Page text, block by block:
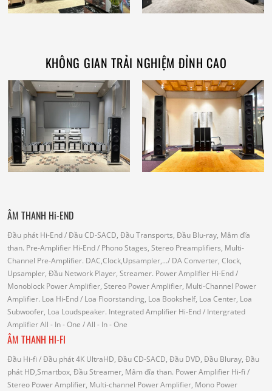
KHÔNG GIAN TRẢI NGHIỆM ĐỈNH CAO
ÂM THANH Hi-END
Đầu phát Hi-End/ Đầu CD-SACD, Đầu Transports, Đầu Blu-ray, Mâm đĩa
than. Pre-Amplifier Hi-End/ Phono Stages, Stereo Preamplifiers, Multi-
Channel Pre-Amplifier. DAC,Clock,Upsampler,.../ DA Converter, Clock,
Upsampler, Đầu Network Player, Streamer. Power Amplifier Hi-End/
Monoblock Power Amplifier, Stereo Power Amplifier, Multi-Channel Power
Amplifier. Loa Hi-End/ Loa Floorstanding, Loa Bookshelf, Loa Center, Loa
Subwoofer, Loa Loudspeaker. Integrated Amplifier Hi-End/ Intergrated
AmplifierAll - In - One / All - In - One
ÂM THANH HI-FI
Đầu Hi-fi / Đầu phát 4K UltraHD, Đầu CD-SACD, Đầu DVD, Đầu Bluray, Đầu
phát HD,Smartbox, Đầu Streamer, Mâm đĩa than. Power Amplifier Hi-fi /
Stereo Power Amplifier, Multi-channel Power Amplifier, Mono Power